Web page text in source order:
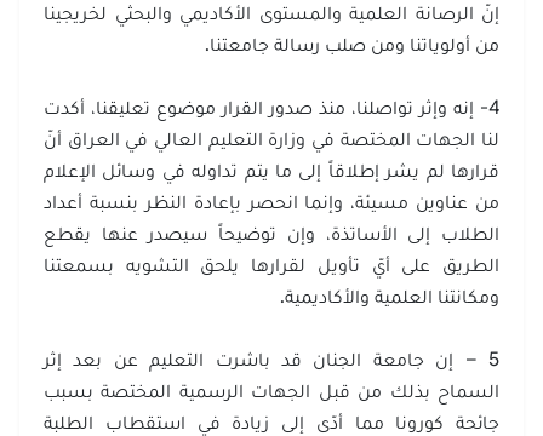
إنّ الرصانة العلمية والمستوى الأكاديمي والبحثي لخريجينا
من أولوياتنا ومن صلب رسالة جامعتنا.
4- إنه وإثر تواصلنا، منذ صدور القرار موضوع تعليقنا، أكدت
لنا الجهات المختصة في وزارة التعليم العالي في العراق أنّ
قرارها لم يشر إطلاقاً إلى ما يتم تداوله في وسائل الإعلام
من عناوين مسيئة، وإنما انحصر بإعادة النظر بنسبة أعداد
الطلاب إلى الأساتذة، وإن توضيحاً سيصدر عنها يقطع
الطريق على أيّ تأويل لقرارها يلحق التشويه بسمعتنا
ومكانتنا العلمية والأكاديمية.
5 – إن جامعة الجنان قد باشرت التعليم عن بعد إثر
السماح بذلك من قبل الجهات الرسمية المختصة بسبب
جائحة كورونا مما أدّى إلى زيادة في استقطاب الطلبة